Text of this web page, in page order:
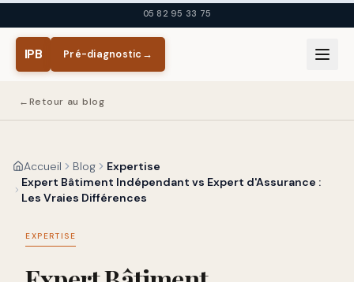
Aller au contenu principal05 82 95 33 75
IPB Pré-diagnostic →
←Retour au blog
Accueil Blog
Expertise
Expert Bâtiment Indépendant vs Expert d'Assurance :
Les Vraies Différences
EXPERTISE